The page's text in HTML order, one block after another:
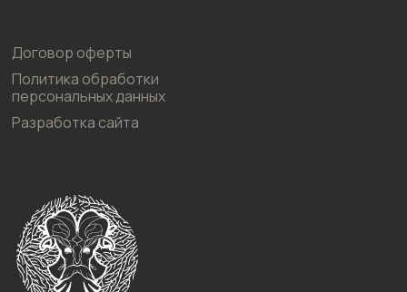
Политика обработки
персональных данных
Договор оферты
Разработка сайта